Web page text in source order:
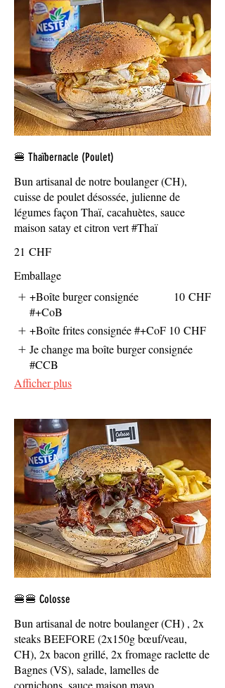
🍔 Thaïbernacle (Poulet)
Bun artisanal de notre boulanger (CH),
cuisse de poulet désossée, julienne de
légumes façon Thaï, cacahuètes, sauce
maison satay et citron vert #Thaï
21 CHF
Emballage
+Boîte burger consignée
#+CoB
10 CHF
+Boîte frites consignée #+CoF 10 CHF
Je change ma boîte burger consignée
#CCB
Afficher plus
🍔🍔 Colosse
Bun artisanal de notre boulanger (CH) , 2x
steaks BEEFORE (2x150g bœuf/veau,
CH), 2x bacon grillé, 2x fromage raclette de
Bagnes (VS), salade, lamelles de
cornichons, sauce maison mayo